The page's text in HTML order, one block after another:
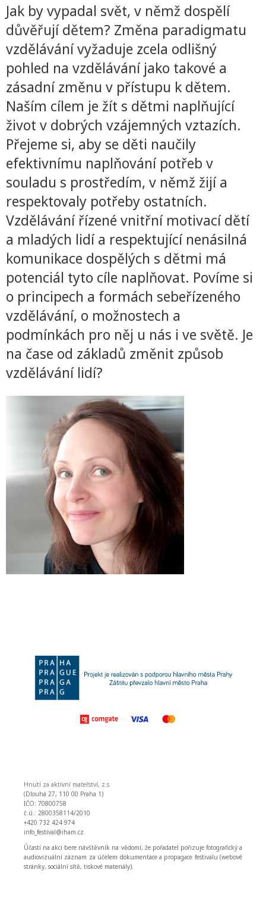
Jak by vypadal svět, v němž dospělí
důvěřují dětem? Změna paradigmatu
vzdělávání vyžaduje zcela odlišný
pohled na vzdělávání jako takové a
zásadní změnu v přístupu k dětem.
Naším cílem je žít s dětmi naplňující
život v dobrých vzájemných vztazích.
Přejeme si, aby se děti naučily
efektivnímu naplňování potřeb v
souladu s prostředím, v němž žijí a
respektovaly potřeby ostatních.
Vzdělávání řízené vnitřní motivací dětí
a mladých lidí a respektující nenásilná
komunikace dospělých s dětmi má
potenciál tyto cíle naplňovat. Povíme si
o principech a formách sebeřízeného
vzdělávání, o možnostech a
podmínkách pro něj u nás i ve světě. Je
na čase od základů změnit způsob
vzdělávání lidí?
Hnutí za aktivní mateřství, z.s.
(Dlouhá 27, 110 00 Praha 1)
IČO: 70800758
č.ú.: 2800358114/2010
+420 732 424 974
info_festival@iham.cz
Účastí na akci bere návštěvník na vědomí, že pořadatel pořizuje fotografický a
audiovizuální záznam za účelem dokumentace a propagace festivalu (webové
stránky, sociální sítě, tiskové materiály).